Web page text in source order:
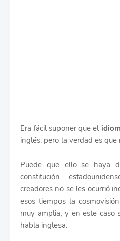
Era fácil suponer que el
inglés, pero la verdad es
Puede que ello se haya
constitución
creadores no se les ocurrió
esos tiempos la
muy amplia, y en este caso
habla inglesa.